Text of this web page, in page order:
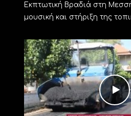
Εκπτωτική Βραδιά στη
μουσική και στήριξη της